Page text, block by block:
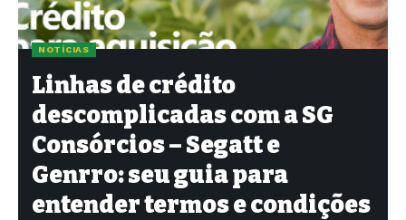
NOTÍCIAS
Linhas de crédito
descomplicadas com a SG
Consórcios – Segatt e
Genrro: seu guia para
entender termos e condições